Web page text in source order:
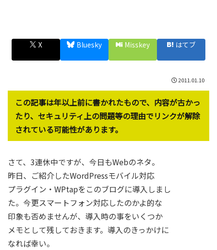
X Bluesky Misskey はてブ
2011.01.10
この記事は年以上前に書かれたもので、内容が古かっ
たり、セキュリティ上の問題等の理由でリンクが解除
されている可能性があります。
さて、3連休中ですが、今日もWebのネタ。
昨日、ご紹介したWordPressモバイル対応
プラグイン・WPtapをこのブログに導入しまし
た。今更スマートフォン対応したのかよ的な
印象も否めませんが、導入時の事をいくつか
メモとして残しておきます。導入のきっかけに
なれば幸い。